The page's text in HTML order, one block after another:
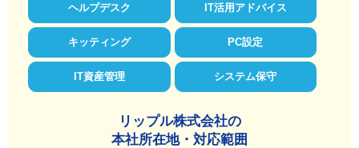
ヘルプデスク IT活用アドバイス
キッティング PC設定
IT資産管理 システム保守
リップル株式会社の
本社所在地・対応範囲